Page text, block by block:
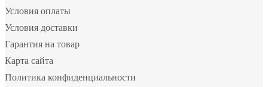
Условия оплаты
Условия доставки
Гарантия на товар
Карта сайта
Политика конфиденциальности